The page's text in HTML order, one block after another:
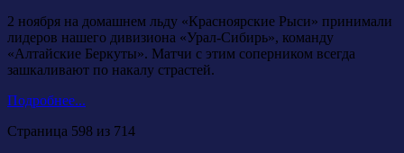
2 ноября на домашнем льду «Красноярские Рыси» принимали
лидеров нашего дивизиона «Урал-Сибирь», команду
«Алтайские Беркуты». Матчи с этим соперником всегда
зашкаливают по накалу страстей.
Подробнее...
Страница 598 из 714